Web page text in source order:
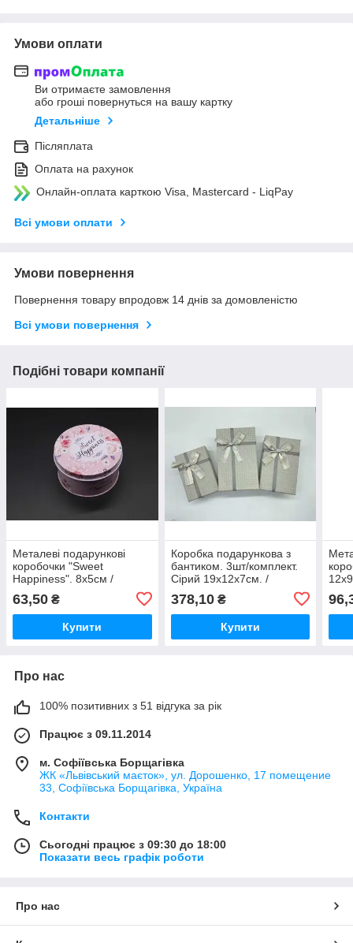
Умови оплати
Ви отримаєте замовлення
або гроші повернуться на вашу картку
Детальніше
Післяплата
Оплата на рахунок
Онлайн-оплата карткою Visa, Mastercard - LiqPay
Всі умови оплати
Умови повернення
Повернення товару впродовж 14 днів за домовленістю
Всі умови повернення
Подібні товари компанії
Металеві подарункові
коробочки "Sweet
Happiness". 8х5см /
коробочки "Sweet
Happiness". 8х5см
63,50 ₴
Купити
Коробка подарункова з
бантиком. 3шт/комплект.
Сірий 19х12х7см. /
бантиком. 3шт/комплект.
Сірий 19х12х7см.
378,10₴
Купити
Про нас
100% позитивних з 51 відгука за рік
Працює з 09.11.2014
м. Софіївська Борщагівка
ЖК «Львівський маєток», ул. Дорошенко, 17 помещение
33, Софіївська Борщагівка, Україна
Контакти
Сьогодні працює з 09:30 до 18:00
Показати весь графік роботи
Про нас